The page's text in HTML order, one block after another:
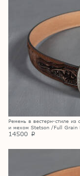
Ремень в вестерн-стиле из
и мехом Stetson /Full Grain
14500 p